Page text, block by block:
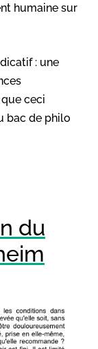
humaine sur
: une
ceci
bac de philo
du